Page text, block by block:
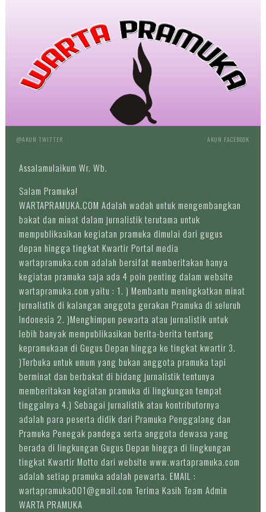
@AKUN TWITTER AKUN FACEBOOK
Assalamulaikum Wr. Wb.
Salam Pramuka!
WARTAPRAMUKA.COM Adalah wadah untuk mengembangkan
bakat dan minat dalam jurnalistik terutama untuk
mempublikasikan kegiatan pramuka dimulai dari gugus
depan hingga tingkat Kwartir Portal media
wartapramuka.com adalah bersifat memberitakan hanya
kegiatan pramuka saja ada 4 poin penting dalam website
wartapramuka.com yaitu : 1. ) Membantu meningkatkan minat
jurnalistik di kalangan anggota gerakan Pramuka di seluruh
Indonesia 2. )Menghimpun pewarta atau jurnalistik untuk
lebih banyak mempublikasikan berita-berita tentang
kepramukaan di Gugus Depan hingga ke tingkat kwartir 3.
)Terbuka untuk umum yang bukan anggota pramuka tapi
berminat dan berbakat di bidang jurnalistik tentunya
memberitakan kegiatan pramuka di lingkungan tempat
tinggalnya 4.) Sebagai jurnalistik atau kontributornya
adalah para peserta didik dari Pramuka Penggalang dan
Pramuka Penegak pandega serta anggota dewasa yang
berada di lingkungan Gugus Depan hingga di lingkungan
tingkat Kwartir Motto dari website www.wartapramuka.com
adalah setiap pramuka adalah pewarta. EMAIL :
wartapramuka001@gmail.com Terima Kasih Team Admin
WARTA PRAMUKA